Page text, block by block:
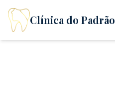
Clínica do Padrão